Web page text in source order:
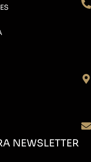
NEWSLETTER